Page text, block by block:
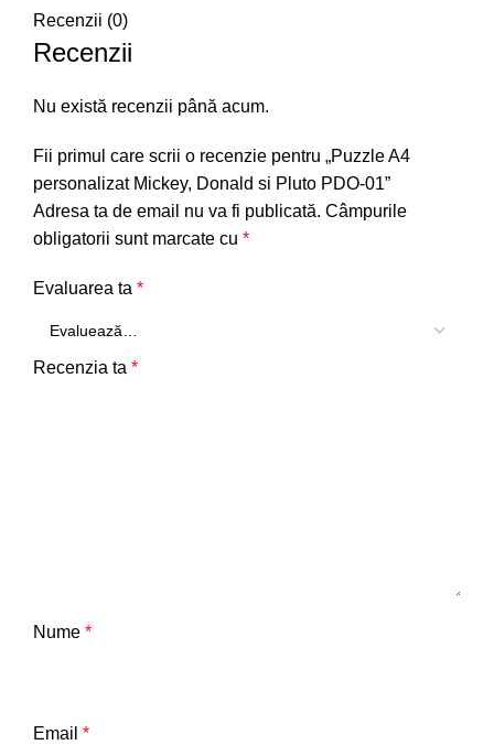
Recenzii (0)
Recenzii
Nu există recenzii până acum.
Fii primul care scrii o recenzie pentru „Puzzle A4
personalizat Mickey, Donald si Pluto PDO-01”
Adresa ta de email nu va fi publicată. Câmpurile
obligatorii sunt marcate cu *
Evaluarea ta *
Recenzia ta *
Nume *
Email *